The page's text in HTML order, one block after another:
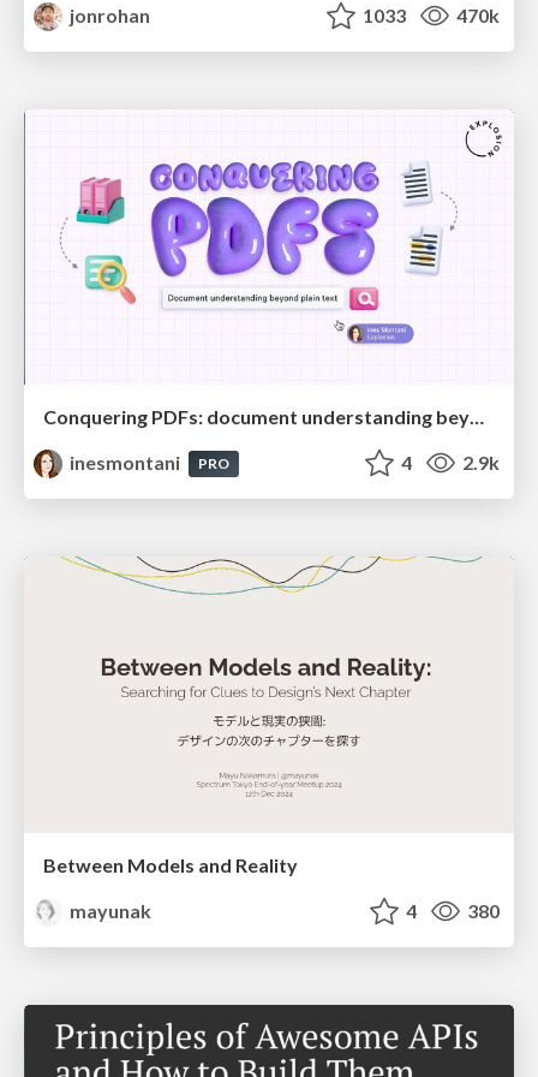
jonrohan
1033 470k
Conquering PDFs: document understanding beyond plain text
inesmontani
PRO 4 2.9k
Between Models and Reality
mayunak
4 380